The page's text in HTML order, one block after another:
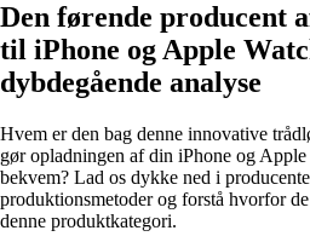
Den førende producent
til iPhone og Apple
dybdegående analyse
Hvem er den bag denne innovative
gør opladningen af din iPhone og
bekvem? Lad os dykke ned i
produktionsmetoder og forstå hvorfor
denne produktkategori.